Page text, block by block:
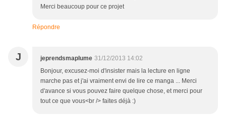
Merci beaucoup pour ce projet
Répondre
J jeprendsmaplume 31/12/2013 14:02
Bonjour, excusez-moi d'insister mais la lecture en ligne
marche pas et j'ai vraiment envi de lire ce manga ... Merci
d'avance si vous pouvez faire quelque chose, et merci pour
tout ce que vous<br /> faites déjà :)